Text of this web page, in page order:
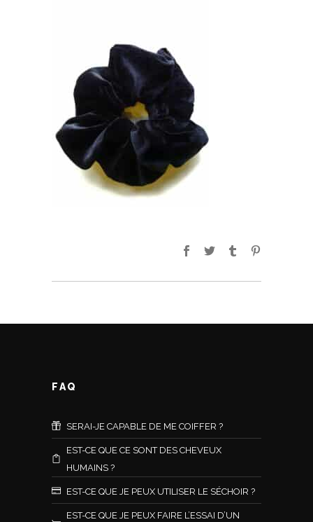
FAQ
SERAI-JE CAPABLE DE ME COIFFER ?
EST-CE QUE CE SONT DES CHEVEUX
HUMAINS ?
EST-CE QUE JE PEUX UTILISER LE SÉCHOIR ?
EST-CE QUE JE PEUX FAIRE L’ESSAI D’UN